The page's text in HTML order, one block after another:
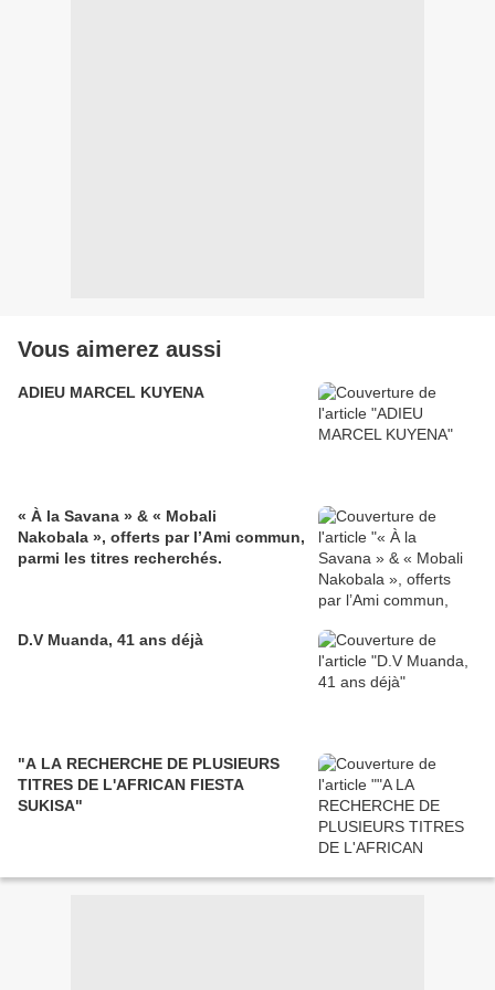
Vous aimerez aussi
ADIEU MARCEL KUYENA
« À la Savana » & « Mobali
Nakobala », offerts par l’Ami commun,
parmi les titres recherchés.
D.V Muanda, 41 ans déjà
"A LA RECHERCHE DE PLUSIEURS
TITRES DE L'AFRICAN FIESTA
SUKISA"